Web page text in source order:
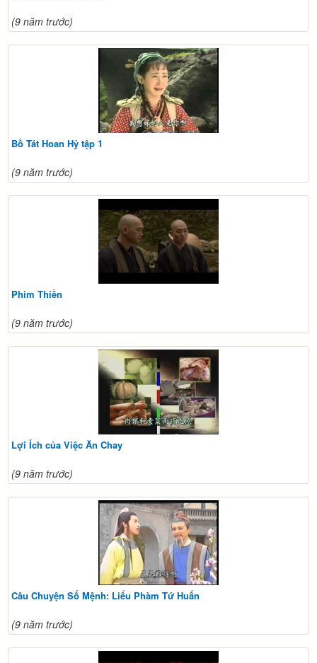
(9 năm trước)
Bồ Tát Hoan Hỷ tập 1
(9 năm trước)
Phim Thiền
(9 năm trước)
Lợi Ích của Việc Ăn Chay
(9 năm trước)
Câu Chuyện Số Mệnh: Liểu Phàm Tứ Huấn
(9 năm trước)